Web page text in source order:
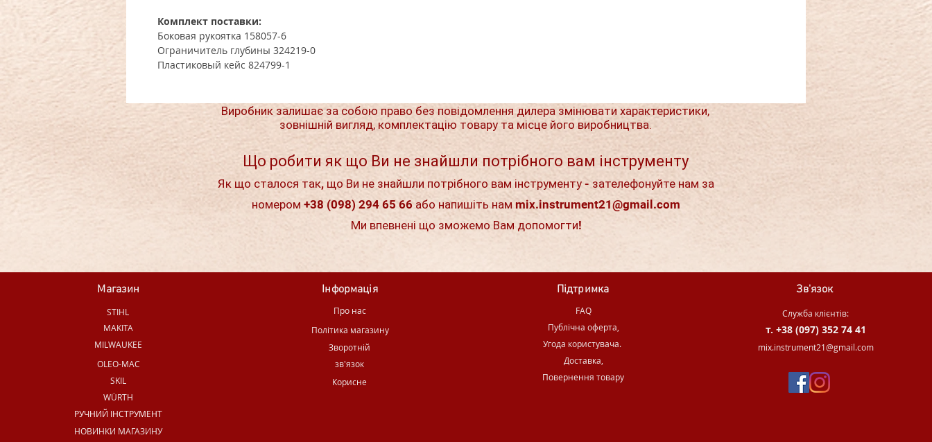
Комплект поставки:
Боковая рукоятка 158057-6
Ограничитель глубины 324219-0
Пластиковый кейс 824799-1
Виробник залишає за собою право без повідомлення дилера змінювати характеристики,
зовнішній вигляд, комплектацію товару та місце його виробництва.
Що робити як що Ви не знайшли потрібного вам інструменту
Як що сталося так, що Ви не знайшли потрібного вам інструменту - зателефонуйте нам за
номером +38 (098) 294 65 66 або напишіть нам mix.instrument21@gmail.com
Ми впевнені що зможемо Вам допомогти!
Магазин
STIHL
MAKITA
MILWAUKEE
OLEO-MAC
SKIL
WÜRTH
РУЧНИЙ ІНСТРУМЕНТ
НОВИНКИ МАГАЗИНУ
Інформація
Про нас
Політика магазину
Зворотній
зв'язок
Корисне
Підтримка
FAQ
Публічна оферта,
Угода користувача.
Доставка,
Повернення товару
Зв'язок
Служба клієнтів:
т. +38 (097) 352 74 41
mix.instrument21@gmail.com